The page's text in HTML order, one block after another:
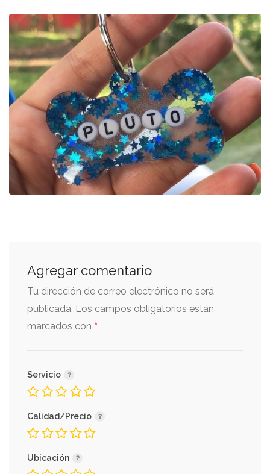
Agregar comentario
Tu dirección de correo electrónico no será
publicada. Los campos obligatorios están
marcados con *
Servicio
Calidad/Precio
Ubicación